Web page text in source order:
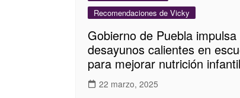
Recomendaciones de Vicky
Gobierno de Puebla impulsa
desayunos calientes en
para mejorar nutrición infantil
22 marzo, 2025